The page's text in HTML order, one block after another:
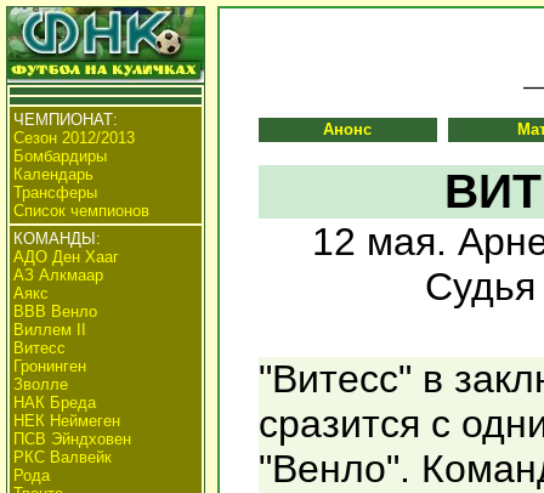
ЧЕМПИОНАТ:
Сезон 2012/2013
Бомбардиры
Календарь
Трансферы
Список чемпионов
КОМАНДЫ:
АДО Ден Хааг
АЗ Алкмаар
Аякс
ВВВ Венло
Виллем II
Витесс
Гронинген
Зволле
НАК Бреда
НЕК Неймеген
ПСВ Эйндховен
РКС Валвейк
Рода
Анонс
12 мая.
"Витесс" в
сразится с
"Венло".